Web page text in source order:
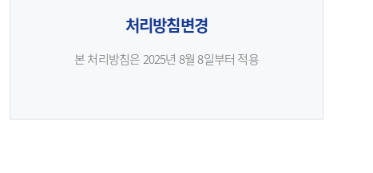
처리방침변경
본 처리방침은 2025년 8월 8일부터 적용